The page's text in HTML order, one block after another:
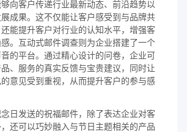
向客户传递行业最新动态、前沿趋势以
成果。这不仅能让客户感受到与品牌共
能提升客户对行业的认知水平，增强客
。互动式邮件调查则为企业搭建了一个
的平台。通过精心设计的问卷，企业可
、服务的真实反馈与宝贵建议，同时让
意见受到重视，从而提升客户的参与感
日发送的祝福邮件，除了表达企业对客
还可以巧妙融入与节日主题相关的产品